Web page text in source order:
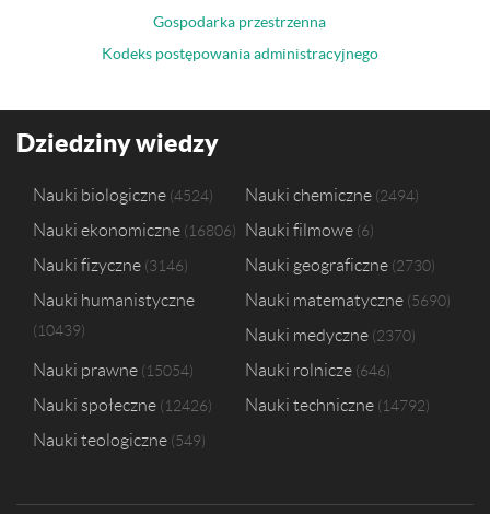
Gospodarka przestrzenna
Kodeks postępowania administracyjnego
Dziedziny wiedzy
Nauki biologiczne 4524 Nauki chemiczne 2494
Nauki ekonomiczne 16806 Nauki filmowe 6
Nauki fizyczne 3146 Nauki geograficzne 2730
Nauki humanistyczne
10439
Nauki matematyczne 5690
Nauki medyczne 2370
Nauki prawne 15054 Nauki rolnicze 646
Nauki społeczne 12426 Nauki techniczne 14792
Nauki teologiczne 549